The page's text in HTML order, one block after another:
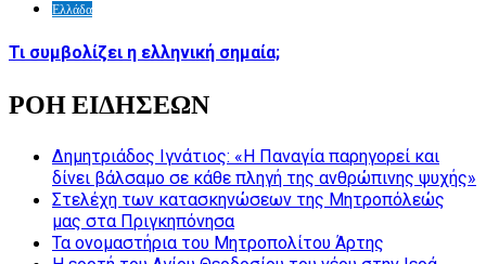
Ελλάδα
Τι συμβολίζει η ελληνική σημαία;
ΡΟΗ ΕΙΔΗΣΕΩΝ
Δημητριάδος Ιγνάτιος: «Η Παναγία παρηγορεί και
δίνει βάλσαμο σε κάθε πληγή της ανθρώπινης ψυχής»
Στελέχη των κατασκηνώσεων της Μητροπόλεώς
μας στα Πριγκηπόνησα
Τα ονομαστήρια του Μητροπολίτου Άρτης